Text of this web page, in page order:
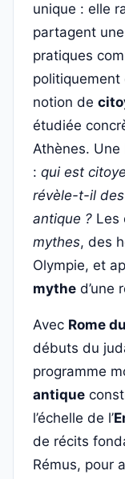
unique : elle
partagent
pratiques
politiquement
notion de
étudiée
Athènes.
: qui est
révèle-t-il
antique ? Les
mythes, des
Olympie, et
mythe d’une
Avec Rome
débuts du
programme
antique
l’échelle de l’
de récits
Rémus, pour